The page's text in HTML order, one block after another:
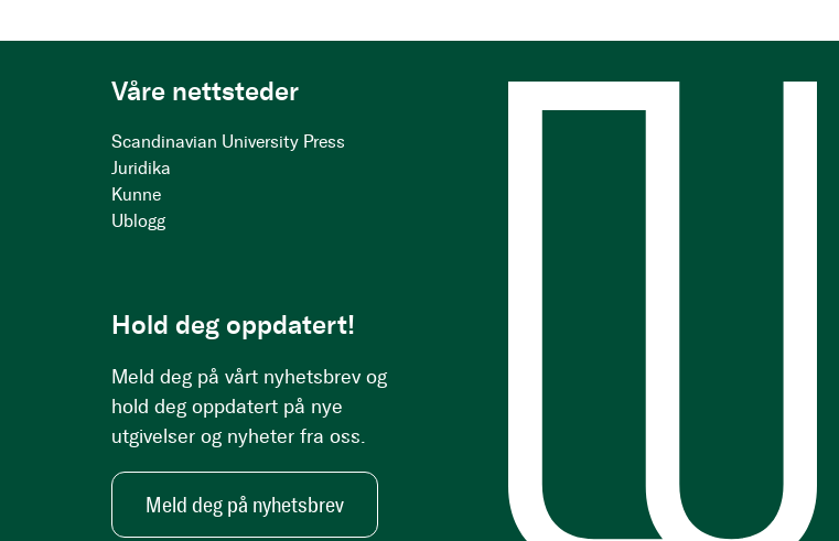
Våre nettsteder
Scandinavian University Press
Juridika
Kunne
Ublogg
Hold deg oppdatert!
Meld deg på vårt nyhetsbrev og
hold deg oppdatert på nye
utgivelser og nyheter fra oss.
Meld deg på nyhetsbrev